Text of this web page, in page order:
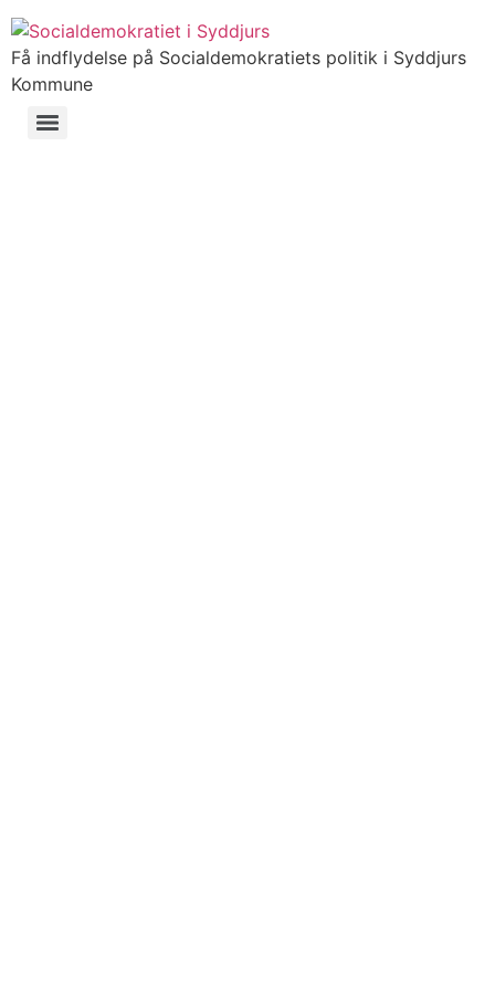
Få indflydelse på Socialdemokratiets politik i Syddjurs
Kommune